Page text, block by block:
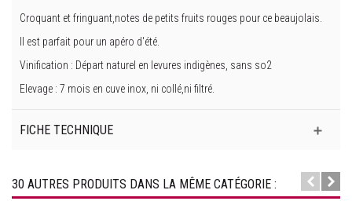
Croquant et fringuant,notes de petits fruits rouges pour ce beaujolais.
Il est parfait pour un apéro d'été.
Vinification : Départ naturel en levures indigènes, sans so2
Elevage : 7 mois en cuve inox, ni collé,ni filtré.
FICHE TECHNIQUE
30 AUTRES PRODUITS DANS LA MÊME CATÉGORIE :